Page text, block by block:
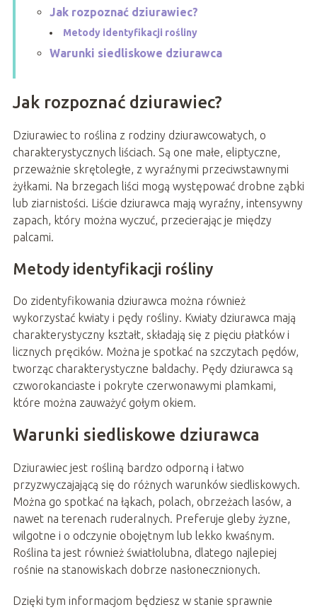
Jak rozpoznać dziurawiec?
Metody identyfikacji rośliny
Warunki siedliskowe dziurawca
Jak rozpoznać dziurawiec?
Dziurawiec to roślina z rodziny dziurawcowatych, o
charakterystycznych liściach. Są one małe, eliptyczne,
przeważnie skrętoległe, z wyraźnymi przeciwstawnymi
żyłkami. Na brzegach liści mogą występować drobne ząbki
lub ziarnistości. Liście dziurawca mają wyraźny, intensywny
zapach, który można wyczuć, przecierając je między
palcami.
Metody identyfikacji rośliny
Do zidentyfikowania dziurawca można również
wykorzystać kwiaty i pędy rośliny. Kwiaty dziurawca mają
charakterystyczny kształt, składają się z pięciu płatków i
licznych pręcików. Można je spotkać na szczytach pędów,
tworząc charakterystyczne baldachy. Pędy dziurawca są
czworokanciaste i pokryte czerwonawymi plamkami,
które można zauważyć gołym okiem.
Warunki siedliskowe dziurawca
Dziurawiec jest rośliną bardzo odporną i łatwo
przyzwyczajającą się do różnych warunków siedliskowych.
Można go spotkać na łąkach, polach, obrzeżach lasów, a
nawet na terenach ruderalnych. Preferuje gleby żyzne,
wilgotne i o odczynie obojętnym lub lekko kwaśnym.
Roślina ta jest również światłolubna, dlatego najlepiej
rośnie na stanowiskach dobrze nasłonecznionych.
Dzięki tym informacjom będziesz w stanie sprawnie